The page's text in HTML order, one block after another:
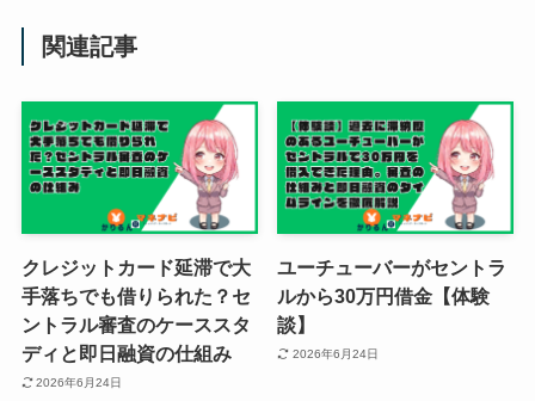
関連記事
クレジットカード延滞で大
手落ちでも借りられた？セ
ントラル審査のケーススタ
ディと即日融資の仕組み
2026年6月24日
ユーチューバーがセントラ
ルから30万円借金【体験
談】
2026年6月24日